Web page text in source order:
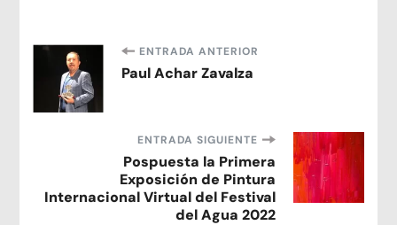
Navegación
de
entradas
ENTRADA ANTERIOR
Paul Achar Zavalza
ENTRADA SIGUIENTE
Pospuesta la Primera
Exposición de Pintura
Internacional Virtual del Festival
del Agua 2022